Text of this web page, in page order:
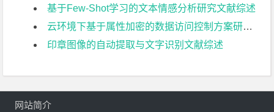
基于Few-Shot学习的文本情感分析研究文献综述
云环境下基于属性加密的数据访问控制方案研究文献综述
印章图像的自动提取与文字识别文献综述
网站简介